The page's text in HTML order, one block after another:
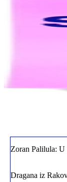
Jelena sa
Milica iz Novog